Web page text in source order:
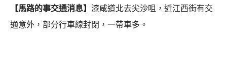
【馬路的事交通消息】 漆咸道北去尖沙咀，近江西街有交
通意外，部分行車線封閉，一帶車多。